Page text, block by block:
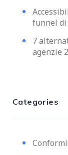
funnel di
7
agenzie
Categories